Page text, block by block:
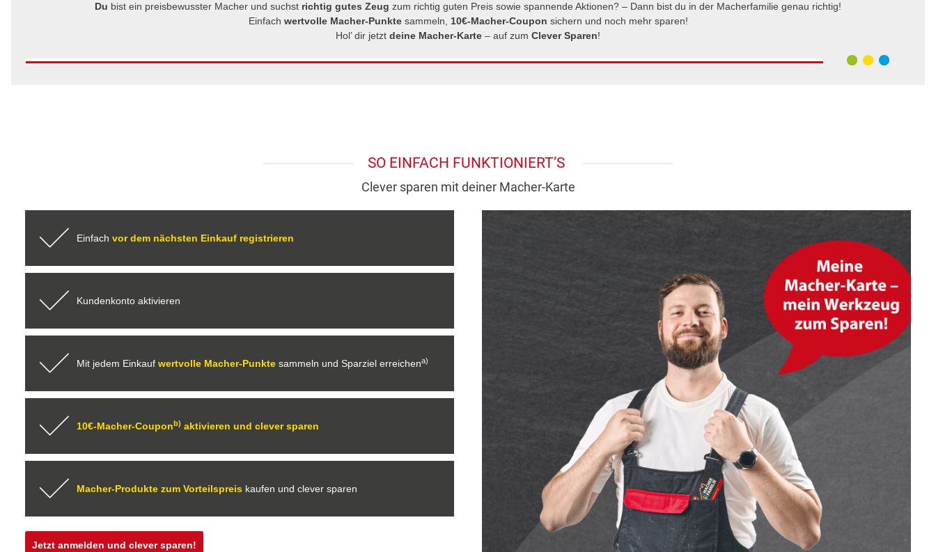
Du bist ein preisbewusster Macher und suchst richtig gutes Zeug zum richtig guten Preis sowie spannende Aktionen? – Dann bist du in der Macherfamilie genau richtig!
Einfach wertvolle Macher-Punktesammeln, 10€-Macher-Coupon sichern und noch mehr sparen!
Hol’ dir jetzt deine Macher-Karte – auf zum Clever Sparen!
SO EINFACH FUNKTIONIERT’S
Clever sparen mit deiner Macher-Karte
Einfach vor dem nächsten Einkauf registrieren
Kundenkonto aktivieren
Mit jedem Einkauf wertvolle Macher-Punkte sammeln und Sparziel erreichena)
10€-Macher-Couponb) aktivieren und clever sparen
Macher-Produkte zum Vorteilspreis kaufen und clever sparen
Jetzt anmelden und clever sparen!